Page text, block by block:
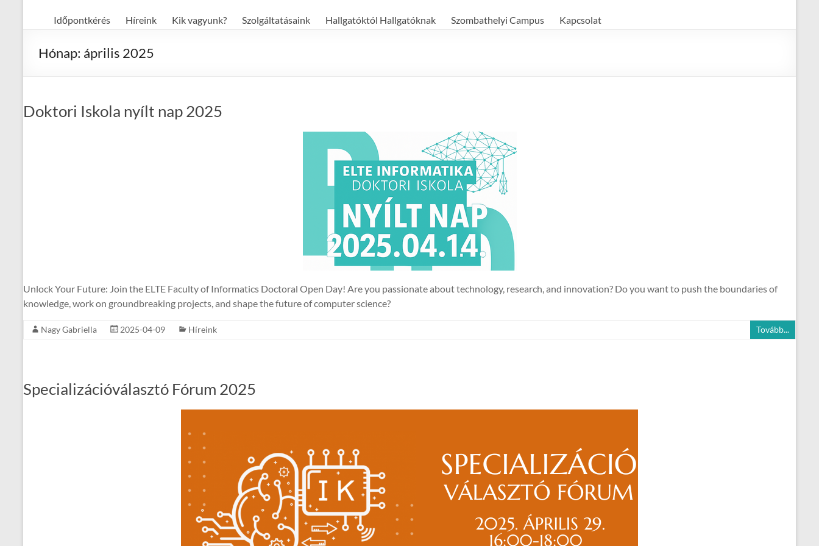
Időpontkérés Híreink Kik vagyunk? Szolgáltatásaink Hallgatóktól Hallgatóknak Szombathelyi Campus Kapcsolat
Hónap: április 2025
Doktori Iskola nyílt nap 2025
Unlock Your Future: Join the ELTE Faculty of Informatics Doctoral Open Day! Are you passionate about technology, research, and innovation? Do you want to push the boundaries of
knowledge, work on groundbreaking projects, and shape the future of computer science?
Nagy Gabriella 2025-04-09 Híreink Tovább...
Specializációválasztó Fórum 2025